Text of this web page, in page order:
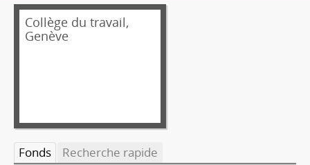
Collège du travail,
Genève
Fonds
Recherche rapide